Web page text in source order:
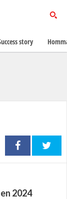
2024
story